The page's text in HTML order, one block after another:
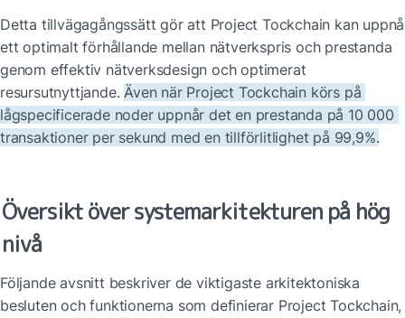
Detta tillvägagångssätt gör att Project Tockchain kan uppnå
ett optimalt förhållande mellan nätverkspris och prestanda
genom effektiv nätverksdesign och optimerat
resursutnyttjande. Även när Project Tockchain körs på
lågspecificerade noder uppnår det en prestanda på 10 000
transaktioner per sekund med en tillförlitlighet på 99,9%.
Översikt över systemarkitekturen på hög
nivå
Följande avsnitt beskriver de viktigaste arkitektoniska
besluten och funktionerna som definierar Project Tockchain,